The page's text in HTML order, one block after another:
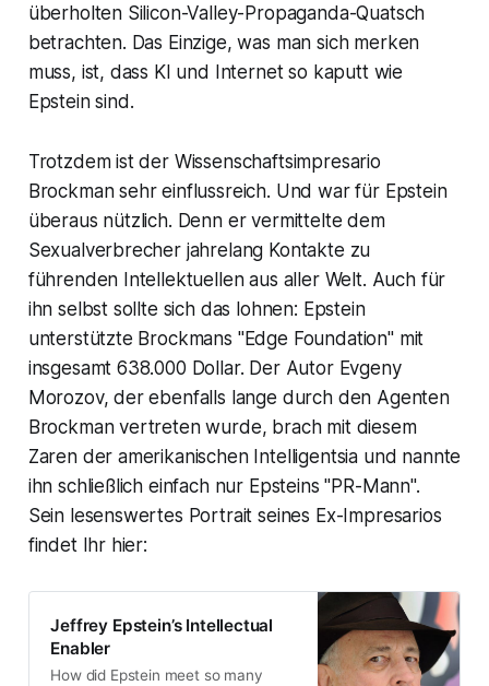
überholten Silicon-Valley-Propaganda-Quatsch
betrachten. Das Einzige, was man sich merken
muss, ist, dass KI und Internet so kaputt wie
Epstein sind.
Trotzdem ist der Wissenschaftsimpresario
Brockman sehr einflussreich. Und war für Epstein
überaus nützlich. Denn er vermittelte dem
Sexualverbrecher jahrelang Kontakte zu
führenden Intellektuellen aus aller Welt. Auch für
ihn selbst sollte sich das lohnen: Epstein
unterstützte Brockmans "Edge Foundation" mit
insgesamt 638.000 Dollar. Der Autor Evgeny
Morozov, der ebenfalls lange durch den Agenten
Brockman vertreten wurde, brach mit diesem
Zaren der amerikanischen Intelligentsia und nannte
ihn schließlich einfach nur Epsteins "PR-Mann".
Sein lesenswertes Portrait seines Ex-Impresarios
findet Ihr hier:
Jeffrey Epstein’s Intellectual
Enabler
How did Epstein meet so many